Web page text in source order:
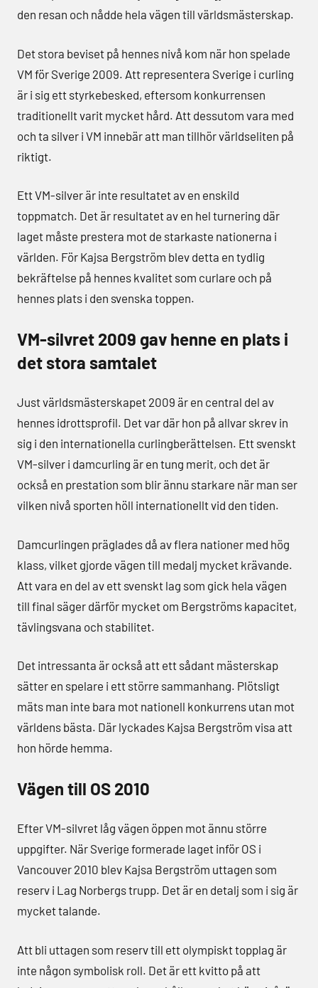
den resan och nådde hela vägen till världsmästerskap.
Det stora beviset på hennes nivå kom när hon spelade
VM för Sverige 2009. Att representera Sverige i curling
är i sig ett styrkebesked, eftersom konkurrensen
traditionellt varit mycket hård. Att dessutom vara med
och ta silver i VM innebär att man tillhör världseliten på
riktigt.
Ett VM-silver är inte resultatet av en enskild
toppmatch. Det är resultatet av en hel turnering där
laget måste prestera mot de starkaste nationerna i
världen. För Kajsa Bergström blev detta en tydlig
bekräftelse på hennes kvalitet som curlare och på
hennes plats i den svenska toppen.
VM-silvret 2009 gav henne en plats i
det stora samtalet
Just världsmästerskapet 2009 är en central del av
hennes idrottsprofil. Det var där hon på allvar skrev in
sig i den internationella curlingberättelsen. Ett svenskt
VM-silver i damcurling är en tung merit, och det är
också en prestation som blir ännu starkare när man ser
vilken nivå sporten höll internationellt vid den tiden.
Damcurlingen präglades då av flera nationer med hög
klass, vilket gjorde vägen till medalj mycket krävande.
Att vara en del av ett svenskt lag som gick hela vägen
till final säger därför mycket om Bergströms kapacitet,
tävlingsvana och stabilitet.
Det intressanta är också att ett sådant mästerskap
sätter en spelare i ett större sammanhang. Plötsligt
mäts man inte bara mot nationell konkurrens utan mot
världens bästa. Där lyckades Kajsa Bergström visa att
hon hörde hemma.
Vägen till OS 2010
Efter VM-silvret låg vägen öppen mot ännu större
uppgifter. När Sverige formerade laget inför OS i
Vancouver 2010 blev Kajsa Bergström uttagen som
reserv i Lag Norbergs trupp. Det är en detalj som i sig är
mycket talande.
Att bli uttagen som reserv till ett olympiskt topplag är
inte någon symbolisk roll. Det är ett kvitto på att